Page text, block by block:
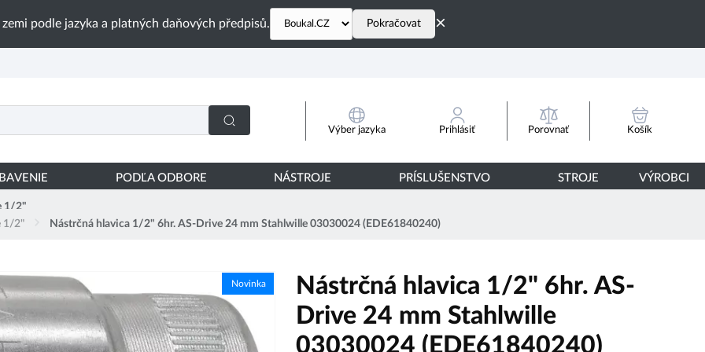
podle jazyka a platných daňových předpisů. Pokračovat ×
Výber jazyka Prihlásiť Porovnať Košík
PODĽA ODBORE NÁSTROJE PRÍSLUŠENSTVO STROJE VÝROBCI
1/2"
1/2" Nástrčná hlavica 1/2" 6hr. AS-Drive 24 mm Stahlwille 03030024 (EDE61840240)
Novinka
Nástrčná hlavica 1/2" 6hr. AS-
Drive 24 mm Stahlwille
03030024 (EDE61840240)